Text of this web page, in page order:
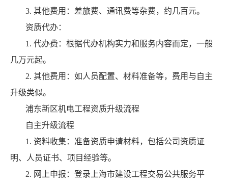
3. 其他费用：差旅费、通讯费等杂费，约几百元。
资质代办：
1. 代办费：根据代办机构实力和服务内容而定，一般
几万元起。
2. 其他费用：如人员配置、材料准备等，费用与自主
升级类似。
浦东新区机电工程资质升级流程
自主升级流程
1. 资料收集：准备资质申请材料，包括公司资质证
明、人员证书、项目经验等。
2. 网上申报：登录上海市建设工程交易公共服务平